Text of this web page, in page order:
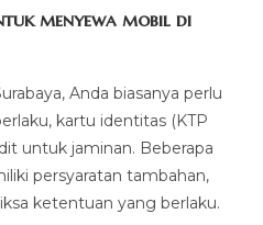
menyewa mobil di
Anda biasanya perlu
kartu identitas (KTP
untuk jaminan. Beberapa
persyaratan tambahan,
ketentuan yang berlaku.